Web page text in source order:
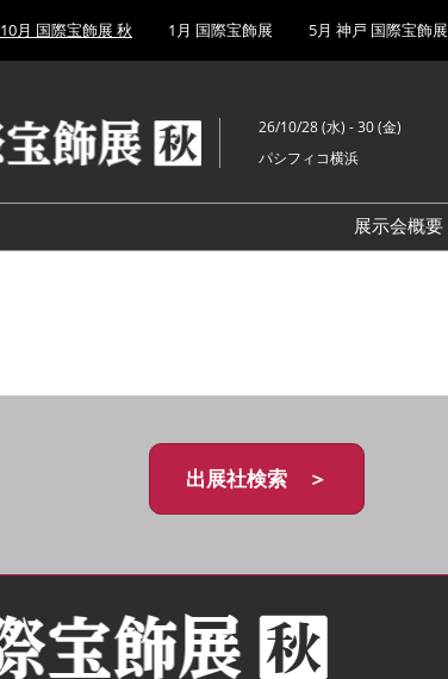
10月 国際宝飾展 秋 1月 国際宝飾展 5月 神戸 国際宝飾展
26/10/28 (水) - 30 (金)
パシフィコ横浜
展示会概要
出展社検索 ＞